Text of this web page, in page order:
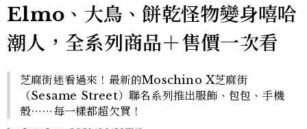
Elmo、大鳥、餅乾怪物變身嘻哈
潮人，全系列商品＋售價一次看
芝麻街迷看過來！最新的Moschino X芝麻街
（Sesame Street）聯名系列推出服飾、包包、手機
殼⋯⋯每一樣都超欠買！